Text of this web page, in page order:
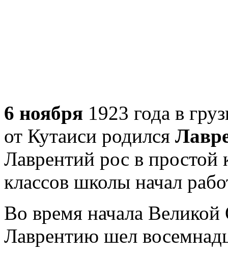
6 ноября 1923 года в
от Кутаиси родился
Лаврентий рос в простой
классов школы начал
Во время начала
Лаврентию шел